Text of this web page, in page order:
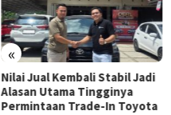
«
Nilai Jual Kembali Stabil Jadi
Alasan Utama Tingginya
Permintaan Trade-In Toyota